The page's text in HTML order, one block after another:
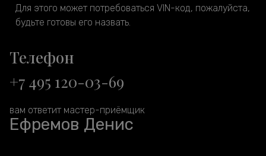
Для этого может потребоваться VIN-код, пожалуйста,
будьте готовы его назвать.
Телефон
+7 495 120-03-69
вам ответит мастер-приёмщик
Ефремов Денис